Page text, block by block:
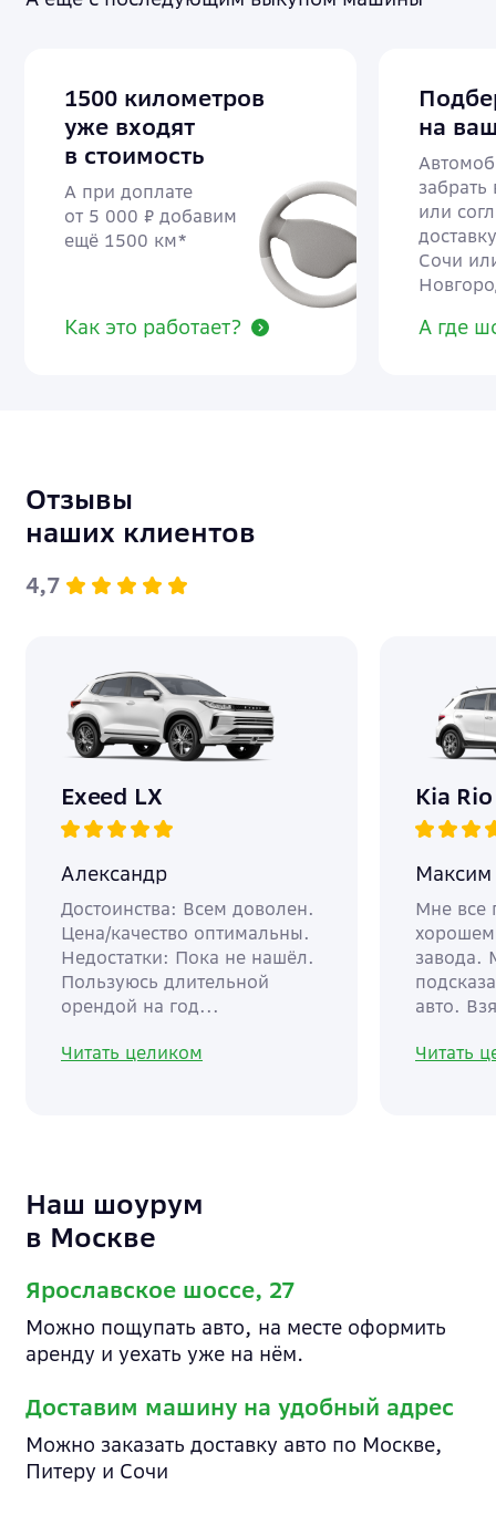
1500 километров
уже входят
в стоимость
А при доплате
от 5 000 ₽ добавим
ещё 1500 км*
Как это работает?
на
или
Сочи
А где
Отзывы
наших клиентов
4,7
Exeed LX
Александр
Достоинства: Всем доволен.
Цена/качество оптимальны.
Недостатки: Пока не нашёл.
Пользуюсь длительной
орендой на год...
Читать целиком
Kia
Максим
Мне все
хорошем
завода.
авто.
Читать
Наш шоурум
в Москве
Ярославское шоссе, 27
Можно пощупать авто, на месте оформить
аренду и уехать уже на нём.
Доставим машину на удобный адрес
Можно заказать доставку авто по Москве,
Питеру и Сочи